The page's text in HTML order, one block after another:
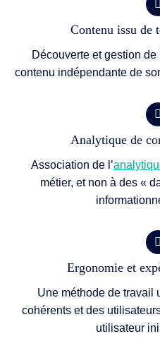
Contenu issu de
Découverte et gestion de
contenu indépendante de
Analytique de
Association de l’
métier, et non à des «
Ergonomie et
Une méthode de travail
cohérents et des
utilisateur